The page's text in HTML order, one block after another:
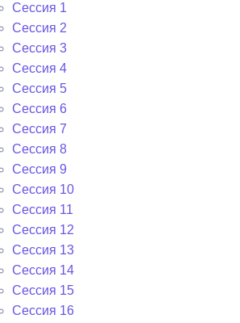
Сессия 1
Сессия 2
Сессия 3
Сессия 4
Сессия 5
Сессия 6
Сессия 7
Сессия 8
Сессия 9
Сессия 10
Сессия 11
Сессия 12
Сессия 13
Сессия 14
Сессия 15
Сессия 16